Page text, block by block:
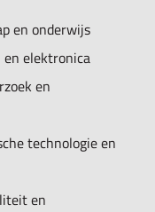
en onderwijs
elektronica
en
technologie en
en